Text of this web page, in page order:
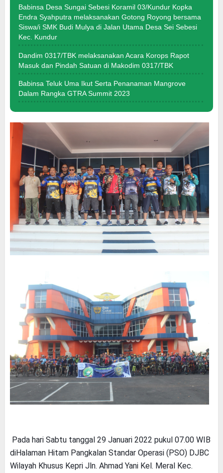
Babinsa Desa Sungai Sebesi Koramil 03/Kundur Kopka
Endra Syahputra melaksanakan Gotong Royong bersama
Siswa/i SMK Budi Mulya di Jalan Utama Desa Sei Sebesi
Kec. Kundur
Dandim 0317/TBK melaksanakan Acara Korops Rapot
Masuk dan Pindah Satuan di Makodim 0317/TBK
Babinsa Teluk Uma Ikut Serta Penanaman Mangrove
Dalam Rangka GTRA Summit 2023
Pada hari Sabtu tanggal 29 Januari 2022 pukul 07.00 WIB
diHalaman Hitam Pangkalan Standar Operasi (PSO) DJBC
Wilayah Khusus Kepri Jln. Ahmad Yani Kel. Meral Kec.